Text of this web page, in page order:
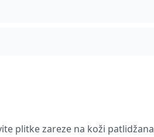
plitke zareze na koži patlidžana